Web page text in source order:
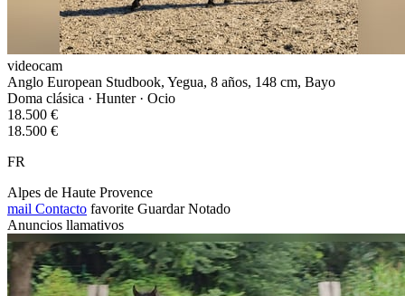
videocam
Anglo European Studbook, Yegua, 8 años, 148 cm, Bayo
Doma clásica · Hunter · Ocio
18.500 €
18.500 €
FR
Alpes de Haute Provence
mail Contacto favorite Guardar Notado
Anuncios llamativos